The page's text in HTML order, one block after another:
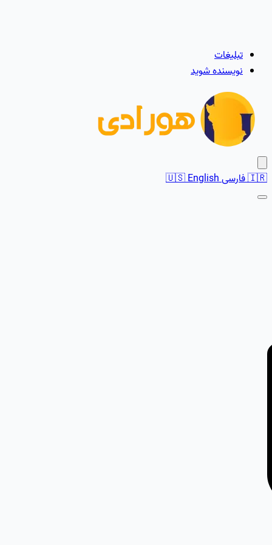
تبلیغات
نویسنده شوید
🇮🇷فارسی 🇺🇸English